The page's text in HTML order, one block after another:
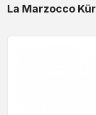
La Marzocco